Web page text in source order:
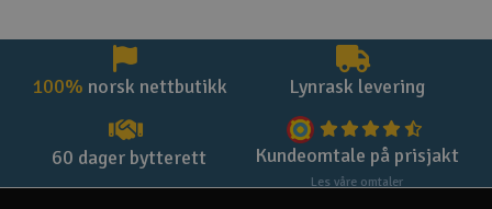
100% norsk nettbutikk Lynrask levering
60 dager bytterett Kundeomtale på prisjakt
Les våre omtaler